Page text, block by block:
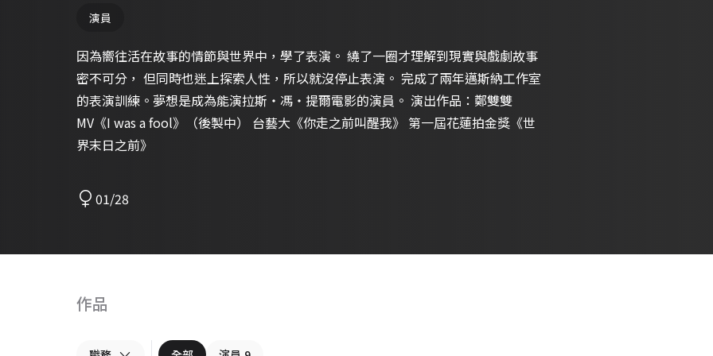
演員
因為嚮往活在故事的情節與世界中，學了表演。 繞了一圈才理解到現實與戲劇故事
密不可分， 但同時也迷上探索人性，所以就沒停止表演。 完成了兩年邁斯納工作室
的表演訓練。夢想是成為能演拉斯・馮・提爾電影的演員。 演出作品：鄭雙雙
MV《I was a fool》（後製中） 台藝大《你走之前叫醒我》 第一屆花蓮拍金獎《世
界末日之前》
01/28
作品